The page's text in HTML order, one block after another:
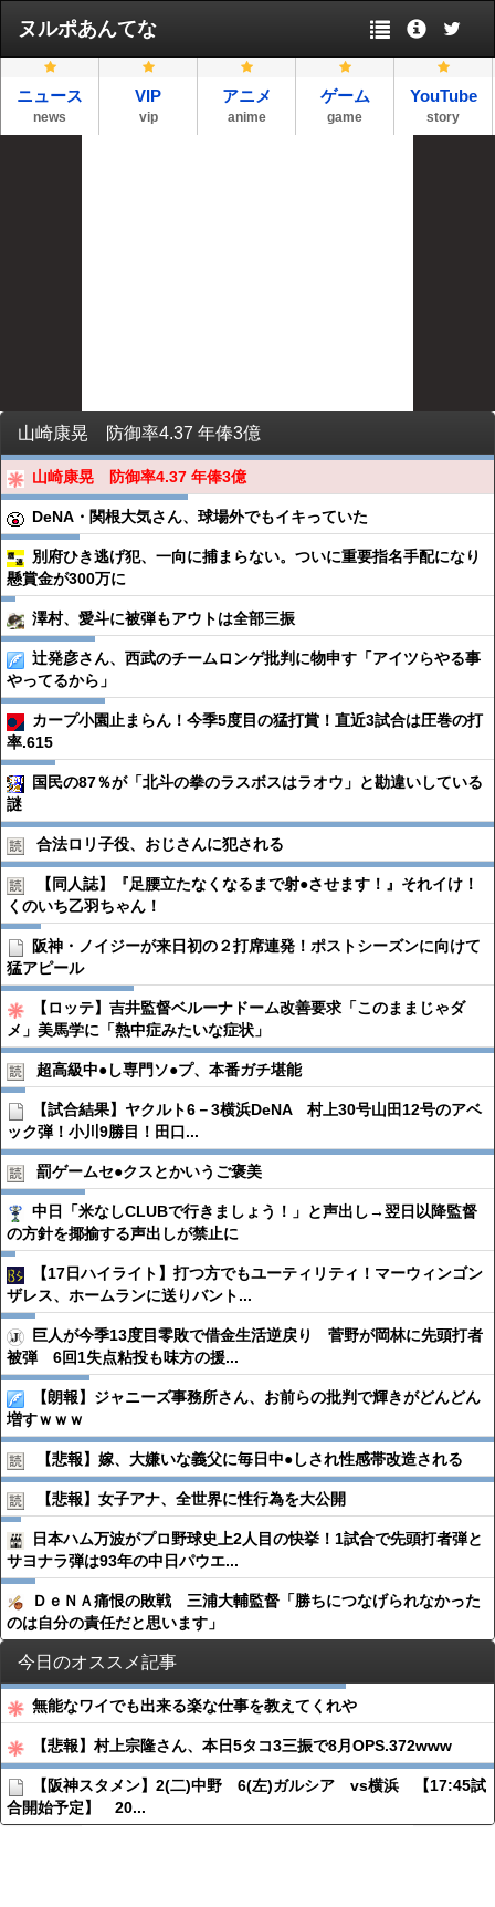
ヌルポあんてな
ニュース
news
VIP
vip
アニメ
anime
ゲーム
game
YouTube
story
山崎康晃 防御率4.37 年俸3億
山崎康晃 防御率4.37 年俸3億
DeNA・関根大気さん、球場外でもイキっていた
別府ひき逃げ犯、一向に捕まらない。ついに重要指名手配になり
懸賞金が300万に
澤村、愛斗に被弾もアウトは全部三振
辻発彦さん、西武のチームロンゲ批判に物申す「アイツらやる事
やってるから」
カープ小園止まらん！今季5度目の猛打賞！直近3試合は圧巻の打
率.615
国民の87％が「北斗の拳のラスボスはラオウ」と勘違いしている
謎
合法ロリ子役、おじさんに犯される
【同人誌】『足腰立たなくなるまで射●︎させます！』それイけ！
くのいち乙羽ちゃん！
阪神・ノイジーが来日初の２打席連発！ポストシーズンに向けて
猛アピール
【ロッテ】吉井監督ベルーナドーム改善要求「このままじゃダ
メ」美馬学に「熱中症みたいな症状」
超高級中●︎し専門ソ●︎プ、本番ガチ堪能
【試合結果】ヤクルト6－3横浜DeNA 村上30号山田12号のアベ
ック弾！小川9勝目！田口...
罰ゲームセ●︎クスとかいうご褒美
中日「米なしCLUBで行きましょう！」と声出し→翌日以降監督
の方針を揶揄する声出しが禁止に
【17日ハイライト】打つ方でもユーティリティ！マーウィンゴン
ザレス、ホームランに送りバント...
巨人が今季13度目零敗で借金生活逆戻り 菅野が岡林に先頭打者
被弾 6回1失点粘投も味方の援...
【朗報】ジャニーズ事務所さん、お前らの批判で輝きがどんどん
増すｗｗｗ
【悲報】嫁、大嫌いな義父に毎日中●︎しされ性感帯改造される
【悲報】女子アナ、全世界に性行為を大公開
日本ハム万波がプロ野球史上2人目の快挙！1試合で先頭打者弾と
サヨナラ弾は93年の中日パウエ...
ＤｅＮＡ痛恨の敗戦 三浦大輔監督「勝ちにつなげられなかった
のは自分の責任だと思います」
今日のオススメ記事
無能なワイでも出来る楽な仕事を教えてくれや
【悲報】村上宗隆さん、本日5タコ3三振で8月OPS.372www
【阪神スタメン】2(二)中野 6(左)ガルシア vs横浜 【17:45試
合開始予定】 20...